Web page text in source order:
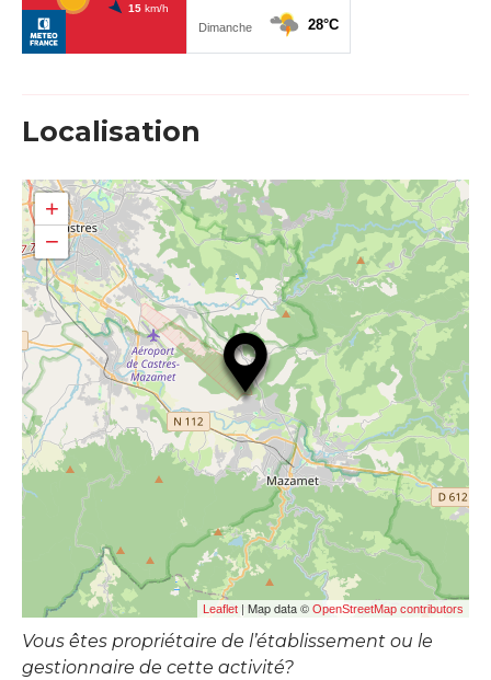
Localisation
+
−
Leaflet | Map data © OpenStreetMap contributors
Vous êtes propriétaire de l’établissement ou le
gestionnaire de cette activité?